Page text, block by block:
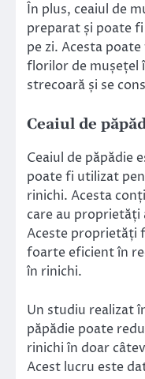
În plus, ceaiul de
preparat și poate
pe zi. Acesta
florilor de mușețel
strecoară și se
Ceaiul de
Ceaiul de păpădie
poate fi utilizat
rinichi. Acesta
care au
Aceste proprietăți
foarte eficient în
în rinichi.
Un studiu realizat
păpădie poate
rinichi în doar
Acest lucru este